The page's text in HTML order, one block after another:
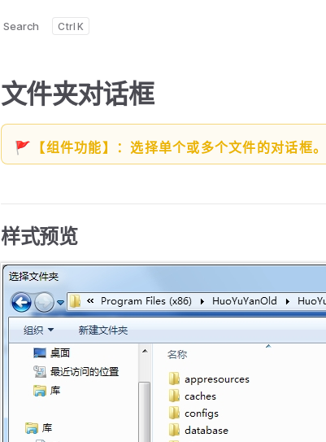
Search K
文件夹对话框
🚩【组件功能】：选择单个或多个文件的对话框。
样式预览